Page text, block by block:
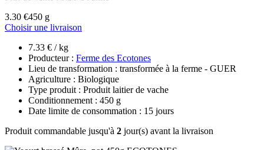
3.30 €450 g
Choisir une livraison
7.33 € / kg
Producteur : Ferme des Ecotones
Lieu de transformation : transformée à la ferme - GUER
Agriculture : Biologique
Type produit : Produit laitier de vache
Conditionnement : 450 g
Date limite de consommation : 15 jours
Produit commandable jusqu'à 2 jour(s) avant la livraison